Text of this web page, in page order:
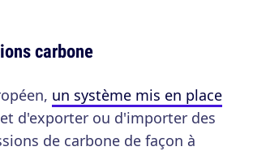
carbone
un système mis en place
d'exporter ou d'importer des
de carbone de façon à